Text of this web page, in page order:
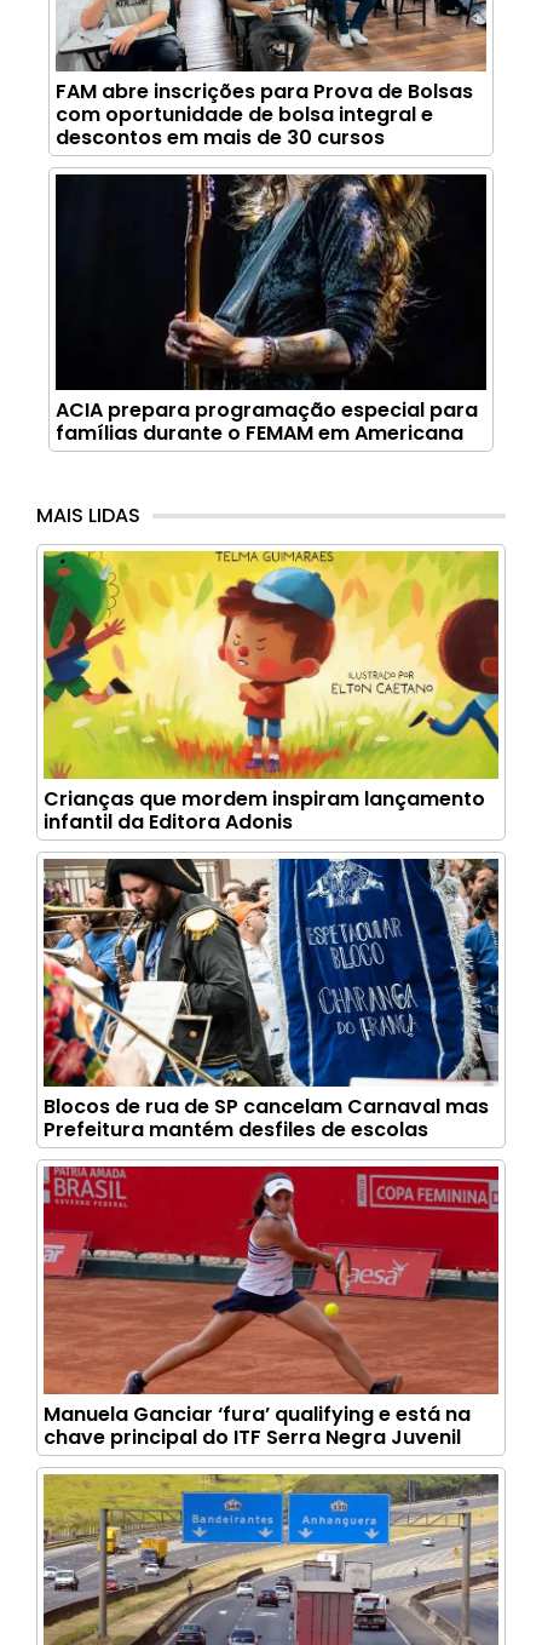
FAM abre inscrições para Prova de Bolsas
com oportunidade de bolsa integral e
descontos em mais de 30 cursos
ACIA prepara programação especial para
famílias durante o FEMAM em Americana
MAIS LIDAS
Crianças que mordem inspiram lançamento
infantil da Editora Adonis
Blocos de rua de SP cancelam Carnaval mas
Prefeitura mantém desfiles de escolas
Manuela Ganciar ‘fura’ qualifying e está na
chave principal do ITF Serra Negra Juvenil